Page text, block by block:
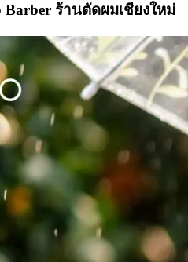
ร้านตัดผมเชียงใหม่